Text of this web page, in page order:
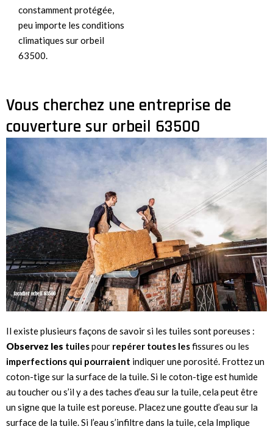
constamment protégée,
peu importe les conditions
climatiques sur orbeil
63500.
Vous cherchez une entreprise de
couverture sur orbeil 63500
Il existe plusieurs façons de savoir si les tuiles sont poreuses :
Observez les tuilespour repérer toutes lesfissures ou les
imperfections qui pourraient indiquer une porosité. Frottez un
coton-tige sur la surface de la tuile. Si le coton-tige est humide
au toucher ou s’il y a des taches d’eau sur la tuile, cela peut être
un signe que la tuile est poreuse. Placez une goutte d’eau sur la
surface de la tuile. Si l’eau s’infiltre dans la tuile, cela Implique